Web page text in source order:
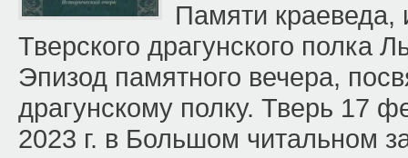
Памяти краеведа,
Тверского драгунского полка
Эпизод памятного вечера,
драгунскому полку. Тверь 17
2023 г. в Большом читальном